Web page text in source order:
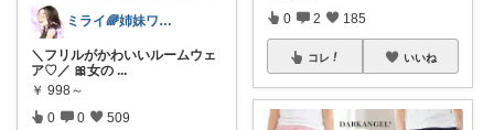
ミライ🌈姉妹ワーママ
＼フリルがかわいいルームウェ
ア♡／ 🎀女の ...
￥ 998～
0 0 509
0 2 185
コレ いいね